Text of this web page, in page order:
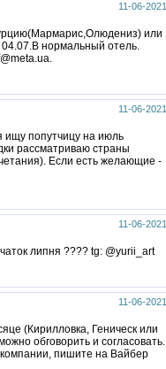
11-06-2021
или
нормальный отель.
11-06-2021
ищу попутчицу на июль
рассматриваю страны
Если есть желающие -
11-06-2021
липня ???? tg: @yurii_art
11-06-2021
(Кирилловка, Геническ или
обговорить и согласовать.
компании, пишите на Вайбер